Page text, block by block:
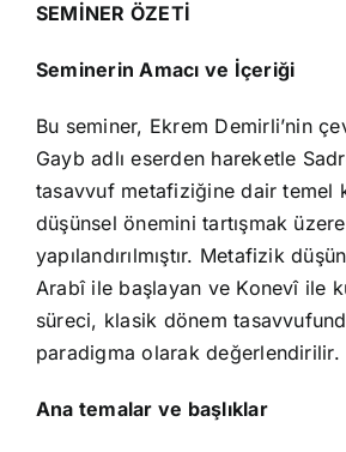
Blog
SEMİNER ÖZETİ
Seminerin Amacı ve İçeriği
Bu seminer, Ekrem Demirli’nin
Gayb adlı eserden hareketle
tasavvuf metafiziğine dair temel
düşünsel önemini tartışmak üzere
yapılandırılmıştır. Metafizik
Arabî ile başlayan ve Konevî ile
süreci, klasik dönem
paradigma olarak değerlendirilir.
Ana temalar ve başlıklar